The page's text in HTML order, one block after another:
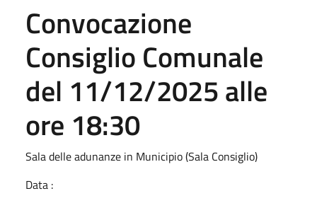
Convocazione
Consiglio Comunale
del 11/12/2025 alle
ore 18:30
Sala delle adunanze in Municipio (Sala Consiglio)
Data :